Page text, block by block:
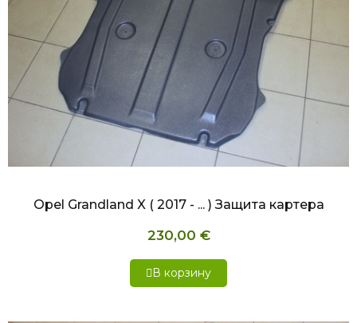
БЫСТРЫЙ ПРОСМОТР
Opel Grandland X ( 2017 - ... ) Защита картера
230,00 €
В корзину